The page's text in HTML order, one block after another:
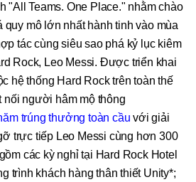
"All Teams. One Place." nhằm chào
quy mô lớn nhất hành tinh vào mùa
tác cùng siêu sao phá kỷ lục kiêm
Rock, Leo Messi. Được triển khai
hệ thống Hard Rock trên toàn thế
nối người hâm mộ thông
trúng thưởng toàn cầu với giải
trực tiếp Leo Messi cùng hơn 300
các kỳ nghỉ tại Hard Rock Hotel
trình khách hàng thân thiết Unity*;